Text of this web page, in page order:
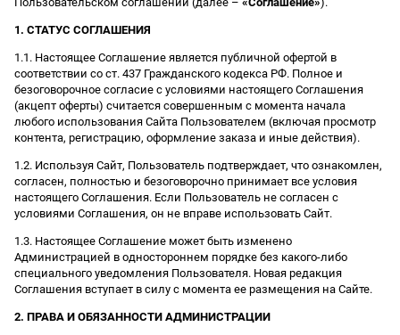
1. СТАТУС СОГЛАШЕНИЯ
1.1. Настоящее Соглашение является публичной офертой в
соответствии со ст. 437 Гражданского кодекса РФ. Полное и
безоговорочное согласие с условиями настоящего Соглашения
(акцепт оферты) считается совершенным с момента начала
любого использования Сайта Пользователем (включая просмотр
контента, регистрацию, оформление заказа и иные действия).
1.2. Используя Сайт, Пользователь подтверждает, что ознакомлен,
согласен, полностью и безоговорочно принимает все условия
настоящего Соглашения. Если Пользователь не согласен с
условиями Соглашения, он не вправе использовать Сайт.
1.3. Настоящее Соглашение может быть изменено
Администрацией в одностороннем порядке без какого-либо
специального уведомления Пользователя. Новая редакция
Соглашения вступает в силу с момента ее размещения на Сайте.
2. ПРАВА И ОБЯЗАННОСТИ АДМИНИСТРАЦИИ